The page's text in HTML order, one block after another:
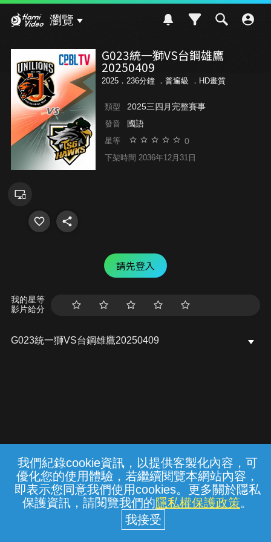
我們紀錄cookie資訊，以提供客製化內容，可
優化您的使用體驗，若繼續閱覽本網站內容，
即表示您同意我們使用cookies。更多關於隱私
保護資訊，請閱覽我們的隱私權保護政策。
瀏覽
G023統一獅VS台鋼雄鷹
20250409
2025．236分鐘 ． 普遍級 ．HD畫質
類型 2025三四月完整賽事
發音 國語
星等 0
下架時間 2036年12月31日
請先登入
我的星等
影片給分
G023統一獅VS台鋼雄鷹20250409
常見問題 線上客服 服務條款 隱私權保護
中華電信股份有限公司個人家庭分公司
(統一編號：96979949) © 2026
{{notifyMsg}}